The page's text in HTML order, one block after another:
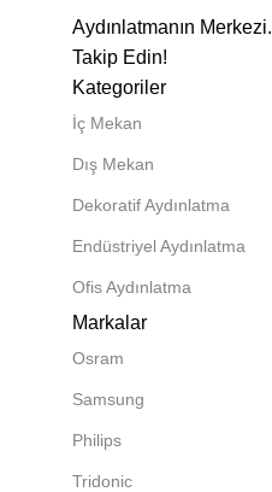
Aydınlatmanın Merkezi.
Takip Edin!
Kategoriler
İç Mekan
Dış Mekan
Dekoratif Aydınlatma
Endüstriyel Aydınlatma
Ofis Aydınlatma
Markalar
Osram
Samsung
Philips
Tridonic